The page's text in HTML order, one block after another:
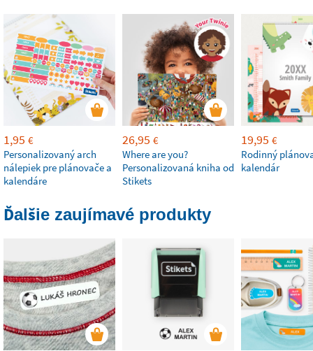
1,95 €
Personalizovaný arch
nálepiek pre plánovače a
kalendáre
26,95 €
Where are you?
Personalizovaná kniha od
Stikets
19,95 €
Rodinný
kalendár
Ďalšie zaujímavé produkty